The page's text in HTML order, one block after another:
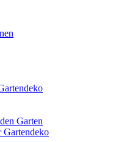
Garten
Gartendeko